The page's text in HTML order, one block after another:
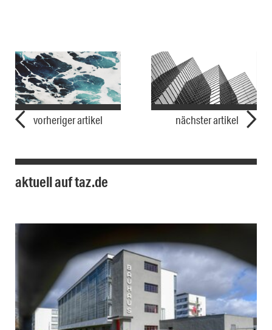
vorheriger artikel nächster artikel
aktuell auf taz.de